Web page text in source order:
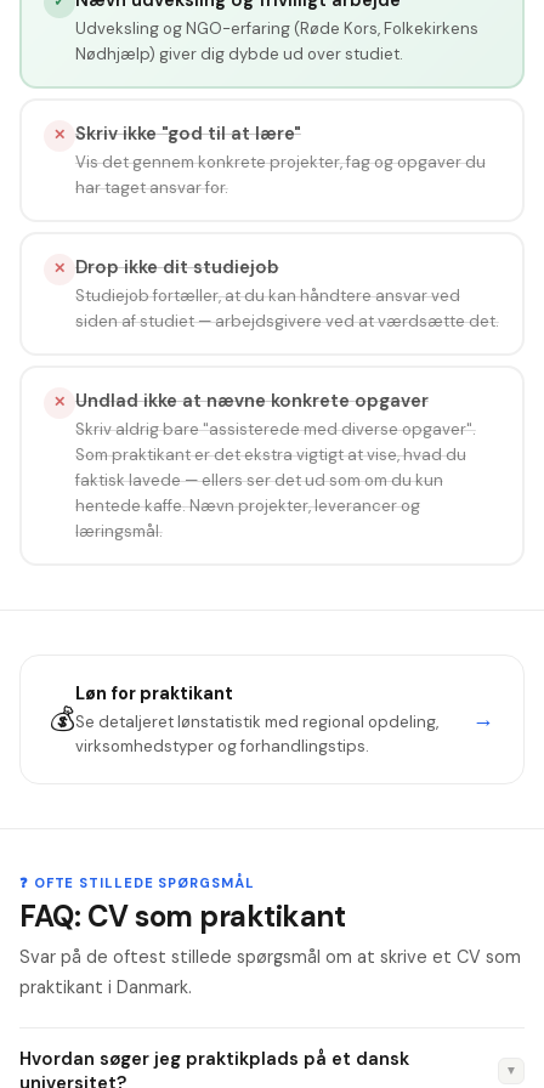
Udveksling og NGO-erfaring (Røde Kors, Folkekirkens
Nødhjælp) giver dig dybde ud over studiet.
✕ Skriv ikke "god til at lære"
Vis det gennem konkrete projekter, fag og opgaver du
har taget ansvar for.
✕ Drop ikke dit studiejob
Studiejob fortæller, at du kan håndtere ansvar ved
siden af studiet — arbejdsgivere ved at værdsætte det.
✕ Undlad ikke at nævne konkrete opgaver
Skriv aldrig bare "assisterede med diverse opgaver".
Som praktikant er det ekstra vigtigt at vise, hvad du
faktisk lavede — ellers ser det ud som om du kun
hentede kaffe. Nævn projekter, leverancer og
læringsmål.
💰
Løn for praktikant
Se detaljeret lønstatistik med regional opdeling,
virksomhedstyper og forhandlingstips.
→
❓ OFTE STILLEDE SPØRGSMÅL
FAQ: CV som praktikant
Svar på de oftest stillede spørgsmål om at skrive et CV som
praktikant i Danmark.
Hvordan søger jeg praktikplads på et dansk
universitet?
▼